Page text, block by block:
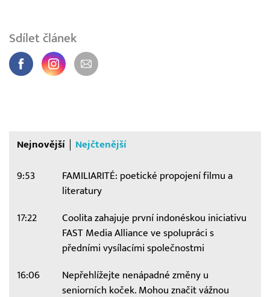
Sdílet článek
Nejnovější Nejčtenější
9:53
FAMILIARITÉ: poetické propojení filmu a
literatury
17:22
Coolita zahajuje první indonéskou iniciativu
FAST Media Alliance ve spolupráci s
předními vysílacími společnostmi
16:06
Nepřehlížejte nenápadné změny u
seniorních koček. Mohou značit vážnou